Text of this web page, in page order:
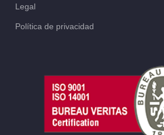
Legal
Política de privacidad